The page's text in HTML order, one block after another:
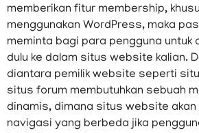
memberikan fitur membership,
menggunakan WordPress, maka
meminta bagi para pengguna untuk
dulu ke dalam situs website kalian.
diantara pemilik website seperti
situs forum membutuhkan sebuah
dinamis, dimana situs website akan
navigasi yang berbeda jika